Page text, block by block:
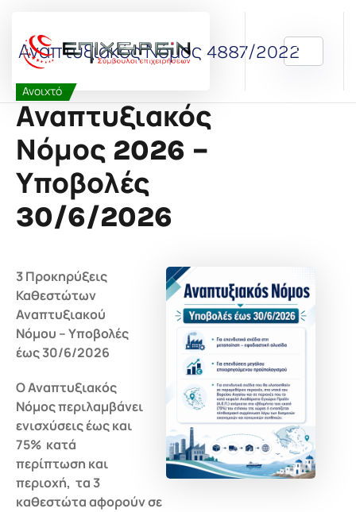
περιεχόμενο
Αναπτυξιακός Νόμος 4887/2022
Ανοιχτό
Αναπτυξιακός
Νόμος 2026 –
Υποβολές
30/6/2026
3 Προκηρύξεις
Καθεστώτων
Αναπτυξιακού
Νόμου – Υποβολές
έως 30/6/2026
Ο Αναπτυξιακός
Νόμος περιλαμβάνει
ενισχύσεις έως και
75% κατά
περίπτωση και
περιοχή, τα 3
καθεστώτα αφορούν σε